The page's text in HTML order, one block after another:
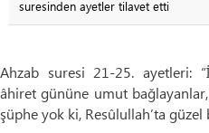
suresinden ayetler tilavet etti
Ahzab suresi 21-25. ayetleri:
âhiret gününe umut
şüphe yok ki, Resûlullah’ta güzel